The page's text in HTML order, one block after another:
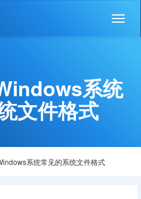
系统
文件格式
系统常见的系统文件格式